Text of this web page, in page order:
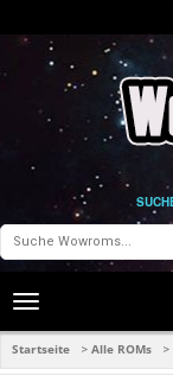
Toggle
navigation
Startseite > Alle ROMs >